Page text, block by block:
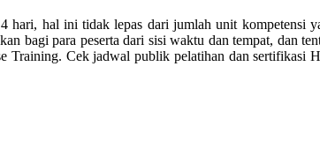
hari, hal ini tidak lepas dari jumlah unit
bagi para peserta dari sisi waktu dan tempat, dan
Training. Cek jadwal publik pelatihan dan